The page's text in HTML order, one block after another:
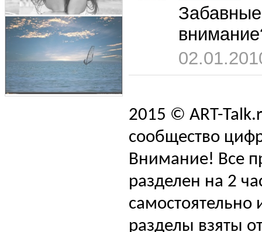
2015 © ART-
сообщество
Внимание! Все
разделен на 2
самостоятельно
разделы взяты